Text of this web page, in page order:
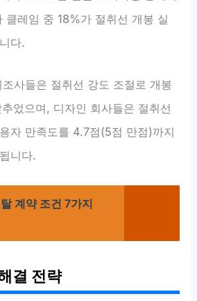
클레임 중 18%가 절취선 개봉 실
다.
사들은 절취선 강도 조절로 개봉
었으며, 디자인 회사들은 절취선
자 만족도를 4.7점(5점 만점)까지
니다.
계약 조건 7가지
결 전략